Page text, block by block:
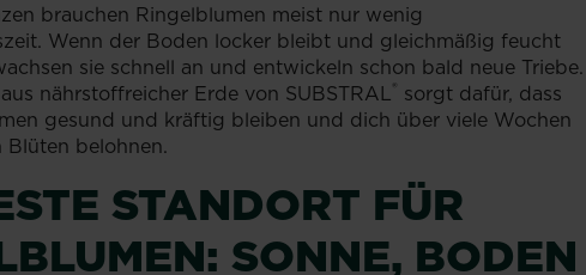
brauchen Ringelblumen meist nur wenig
Wenn der Boden locker bleibt und gleichmäßig feucht
sie schnell an und entwickeln schon bald neue Triebe.
nährstoffreicher Erde von SUBSTRAL® sorgt dafür, dass
gesund und kräftig bleiben und dich über viele Wochen
belohnen.
STANDORT FÜR
SONNE, BODEN